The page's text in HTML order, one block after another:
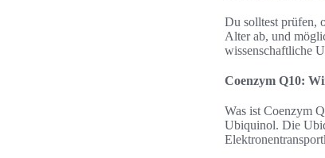
Du solltest prüfen,
Alter ab, und
wissenschaftliche
Coenzym Q10:
Was ist Coenzym
Ubiquinol. Die